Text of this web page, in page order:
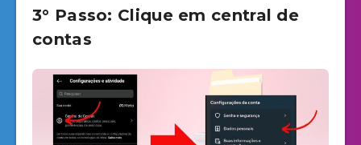
3° Passo: Clique em central de
contas